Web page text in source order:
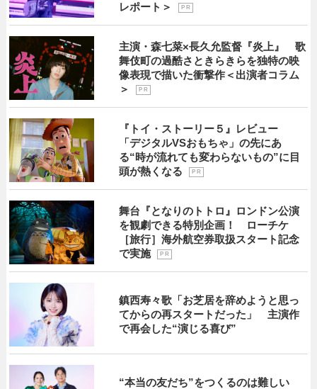
レポート＞
P R
主演・森七菜×長久允監督『炎上』 歌
舞伎町の過酷さときらきらを独特の映
像表現で描いた衝撃作＜出演者コラム
＞
P R
『トイ・ストーリー５』レビュー
「デジタルVSおもちゃ」の先にあ
る“時が流れても変わらないもの”に目
頭が熱くなる
P R
舞台『となりのトトロ』ロンドン公演
を観劇できる特別企画！ ローチケ
［旅行］海外航空券取扱スタート記念
で実施
P R
鎮西寿々歌「お芝居を辞めようと思っ
てからの再スタートだった」 主演作
で再会した“演じる喜び”
“本当の友だち”をつくるのは難しい